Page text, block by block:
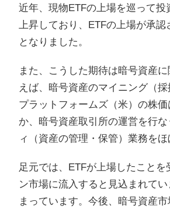
近年、現物ETFの上場を巡って
上昇しており、ETFの上場が承
となりました。
また、こうした期待は暗号資産
えば、暗号資産のマイニング（
プラットフォームズ（米）の株
か、暗号資産取引所の運営を行
ィ（資産の管理・保管）業務を
足元では、ETFが上場したこと
ン市場に流入すると見込まれて
まっています。今後、暗号資産